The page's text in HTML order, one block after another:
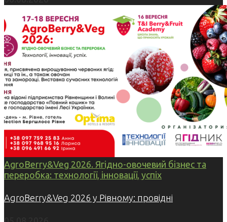
AgroBerry&Veg 2026. Ягідно-овочевий бізнес та
переробка: технології, інновації, успіх
AgroBerry&Veg 2026 у Рівному: провідні